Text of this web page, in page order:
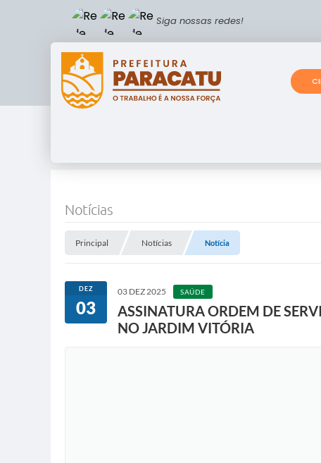
Siga nossas redes!
Notícias
Principal Notícias Notícia
DEZ
03
03 DEZ 2025 SAÚDE
ASSINATURA ORDEM DE
NO JARDIM VITÓRIA